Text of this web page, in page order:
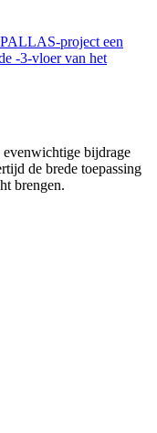
project een
-3-vloer van het
bijdrage
de brede toepassing
brengen.